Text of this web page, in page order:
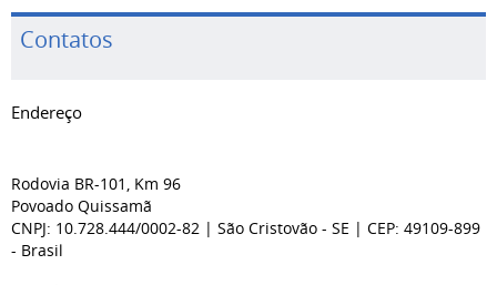
Contatos
Endereço
Rodovia BR-101, Km 96
Povoado Quissamã
CNPJ: 10.728.444/0002-82 | São Cristovão - SE | CEP: 49109-899
- Brasil